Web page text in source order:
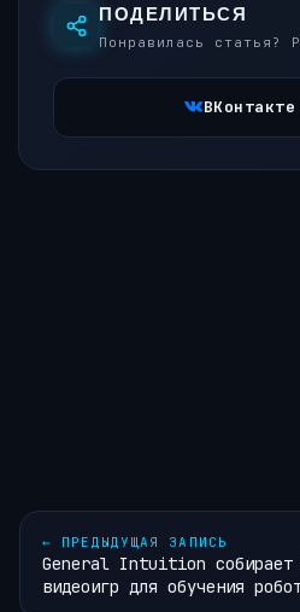
ПОДЕЛИТЬСЯ
Понравилась статья?
ВКонтакте
← ПРЕДЫДУЩАЯ ЗАПИСЬ
General Intuition собирает
видеоигр для обучения